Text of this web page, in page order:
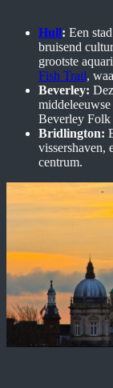
Hull: Een
bruisend
grootste
Fish Trail,
Beverley:
Beverley Folk
Bridlington:
vissershaven,
centrum.